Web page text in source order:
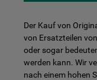
Der Kauf von
von Ersatzteilen
oder sogar
werden kann. Wir
nach einem hohen